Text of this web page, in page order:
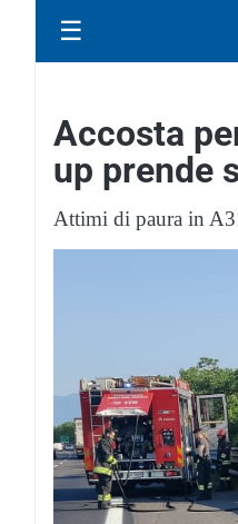
☰
Accosta
up prende
Attimi di paura in